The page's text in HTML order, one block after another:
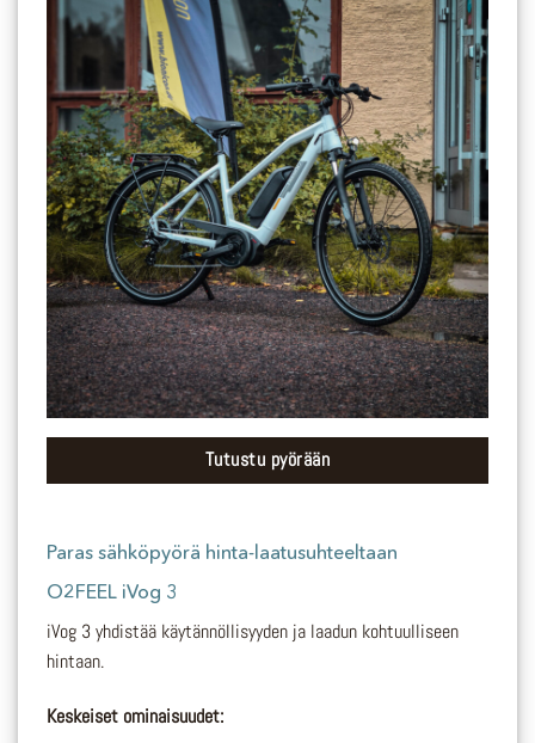
Tutustu pyörään
Paras sähköpyörä hinta-laatusuhteeltaan
O2FEEL iVog 3
iVog 3 yhdistää käytännöllisyyden ja laadun kohtuulliseen
hintaan.
Keskeiset ominaisuudet: